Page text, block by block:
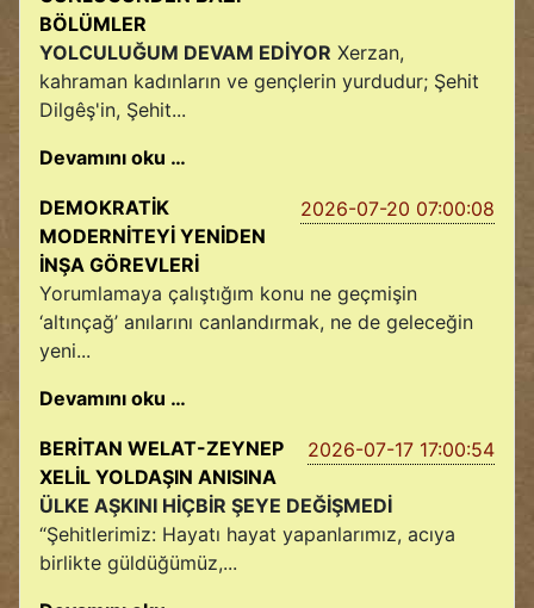
BÖLÜMLER
YOLCULUĞUM DEVAM EDİYOR Xerzan,
kahraman kadınların ve gençlerin yurdudur; Şehit
Dilgêş'in, Şehit...
Devamını oku …
2026-07-20 07:00:08
DEMOKRATİK
MODERNİTEYİ YENİDEN
İNŞA GÖREVLERİ
Yorumlamaya çalıştığım konu ne geçmişin
‘altınçağ’ anılarını canlandırmak, ne de geleceğin
yeni...
Devamını oku …
2026-07-17 17:00:54
BERİTAN WELAT-ZEYNEP
XELİL YOLDAŞIN ANISINA
ÜLKE AŞKINI HİÇBİR ŞEYE DEĞİŞMEDİ
“Şehitlerimiz: Hayatı hayat yapanlarımız, acıya
birlikte güldüğümüz,...